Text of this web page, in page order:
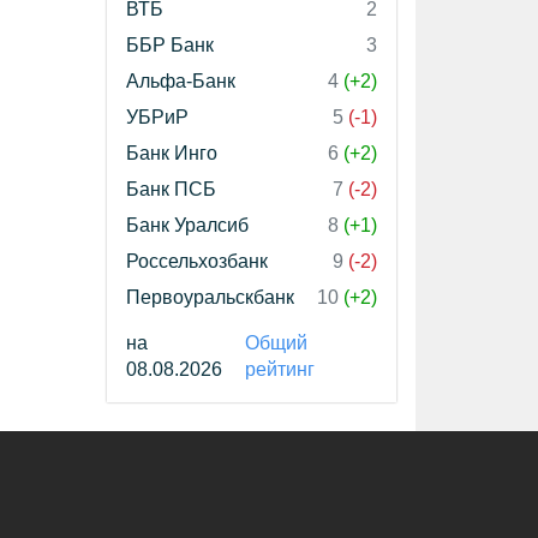
ВТБ
2
ББР Банк
3
Альфа-Банк
4 (+2)
УБРиР
5 (-1)
Банк Инго
6 (+2)
Банк ПСБ
7 (-2)
Банк Уралсиб
8 (+1)
Россельхозбанк
9 (-2)
Первоуральскбанк
10 (+2)
на
08.08.2026
Общий
рейтинг